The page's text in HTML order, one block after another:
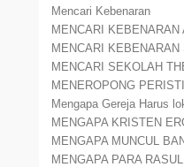
Mencari Kebenaran
MENCARI KEBENARAN
MENCARI KEBENARAN
MENCARI SEKOLAH
MENEROPONG
Mengapa Gereja Harus
MENGAPA KRISTEN
MENGAPA MUNCUL
MENGAPA PARA